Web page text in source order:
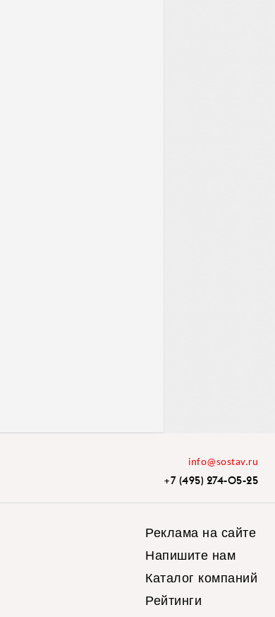
info@sostav.ru
+7 (495) 274-05-25
Реклама на сайте
Напишите нам
Каталог компаний
Рейтинги